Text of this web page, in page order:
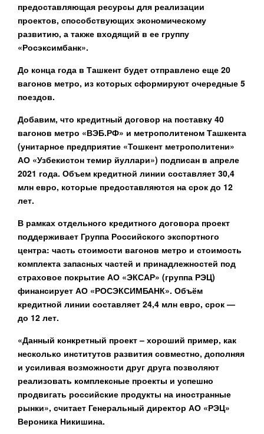
предоставляющая ресурсы для реализации
проектов, способствующих экономическому
развитию, а также входящий в ее группу
«Росэксимбанк».
До конца года в Ташкент будет отправлено еще 20
вагонов метро, из которых сформируют очередные 5
поездов.
Добавим, что кредитный договор на поставку 40
вагонов метро «ВЭБ.РФ» и метрополитеном Ташкента
(унитарное предприятие «Тошкент метрополитени»
АО «Узбекистон темир йуллари») подписан в апреле
2021 года. Объем кредитной линии составляет 30,4
млн евро, которые предоставляются на срок до 12
лет.
В рамках отдельного кредитного договора проект
поддерживает Группа Российского экспортного
центра: часть стоимости вагонов метро и стоимость
комплекта запасных частей и принадлежностей под
страховое покрытие АО «ЭКСАР» (группа РЭЦ)
финансирует АО «РОСЭКСИМБАНК». Объём
кредитной линии составляет 24,4 млн евро, срок —
до 12 лет.
«Данный конкретный проект – хороший пример, как
несколько институтов развития совместно, дополняя
и усиливая возможности друг друга позволяют
реализовать комплексные проекты и успешно
продвигать российские продукты на иностранные
рынки», считает Генеральный директор АО «РЭЦ»
Вероника Никишина.